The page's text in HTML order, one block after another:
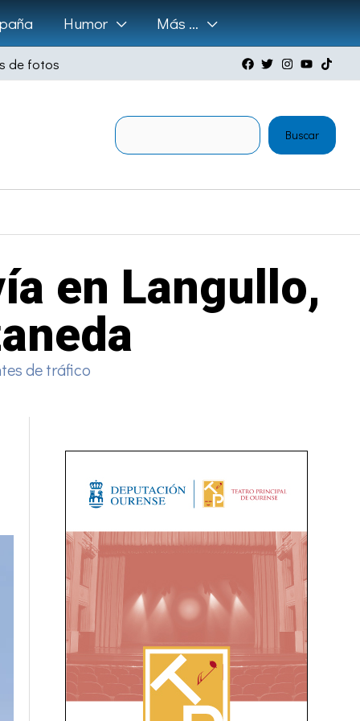
Humor Más …
de fotos
Buscar
en Langullo,
de tráfico